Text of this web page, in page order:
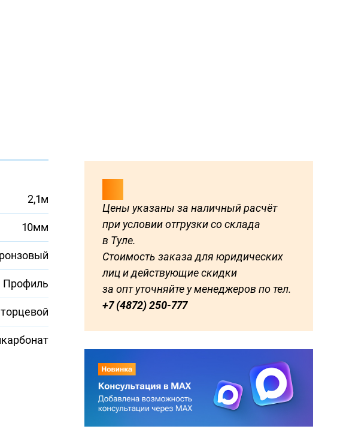
2,1м
10мм
Профиль
Цены указаны за наличный расчёт
при условии отгрузки со склада
в Туле.
Стоимость заказа для юридических
лиц и действующие скидки
за опт уточняйте у менеджеров по тел.
+7 (4872) 250-777